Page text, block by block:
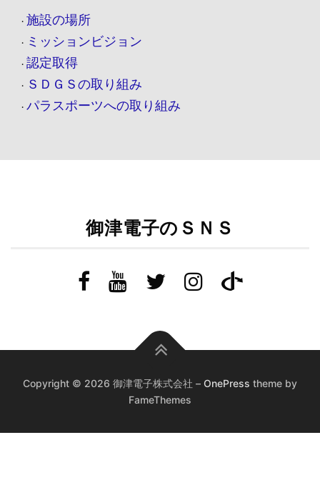
・ 施設の場所
・ ミッションビジョン
・ 認定取得
・ ＳＤＧＳの取り組み
・ パラスポーツへの取り組み
御津電子のＳＮＳ
Copyright © 2026 御津電子株式会社 – OnePress theme by
FameThemes